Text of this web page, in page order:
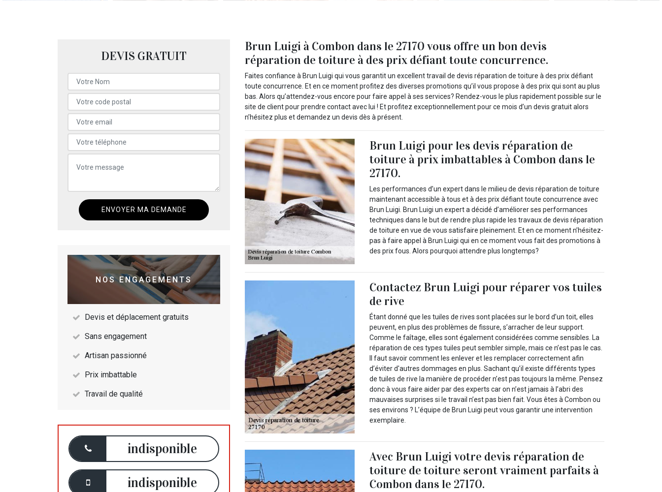
DEVIS GRATUIT
NOS ENGAGEMENTS
Devis et déplacement gratuits
Sans engagement
Artisan passionné
Prix imbattable
Travail de qualité
indisponible
indisponible
Brun Luigi à Combon dans le 27170 vous offre un bon devis
réparation de toiture à des prix défiant toute concurrence.
Faites confiance à Brun Luigi qui vous garantit un excellent travail de devis réparation de toiture à des prix défiant
toute concurrence. Et en ce moment profitez des diverses promotions qu’il vous propose à des prix qui sont au plus
bas. Alors qu’attendez-vous encore pour faire appel à ses services? Rendez-vous le plus rapidement possible sur le
site de client pour prendre contact avec lui ! Et profitez exceptionnellement pour ce mois d’un devis gratuit alors
n’hésitez plus et demandez un devis dès à présent.
Brun Luigi pour les devis réparation de
toiture à prix imbattables à Combon dans le
27170.
Les performances d’un expert dans le milieu de devis réparation de toiture
maintenant accessible à tous et à des prix défiant toute concurrence avec
Brun Luigi. Brun Luigi un expert a décidé d’améliorer ses performances
techniques dans le but de rendre plus rapide les travaux de devis réparation
de toiture en vue de vous satisfaire pleinement. Et en ce moment n’hésitez-
pas à faire appel à Brun Luigi qui en ce moment vous fait des promotions à
des prix fous. Alors pourquoi attendre plus longtemps?
Contactez Brun Luigi pour réparer vos tuiles
de rive
Étant donné que les tuiles de rives sont placées sur le bord d’un toit, elles
peuvent, en plus des problèmes de fissure, s’arracher de leur support.
Comme le faîtage, elles sont également considérées comme sensibles. La
réparation de ces types tuiles peut sembler simple, mais ce n’est pas le cas.
Il faut savoir comment les enlever et les remplacer correctement afin
d’éviter d'autres dommages en plus. Sachant qu’il existe différents types
de tuiles de rive la manière de procéder n’est pas toujours la même. Pensez
donc à vous faire aider par des experts car on n’est jamais à l’abri des
mauvaises surprises si le travail n’est pas bien fait. Vous êtes à Combon ou
ses environs ? L’équipe de Brun Luigi peut vous garantir une intervention
exemplaire.
Avec Brun Luigi votre devis réparation de
toiture de toiture seront vraiment parfaits à
Combon dans le 27170.